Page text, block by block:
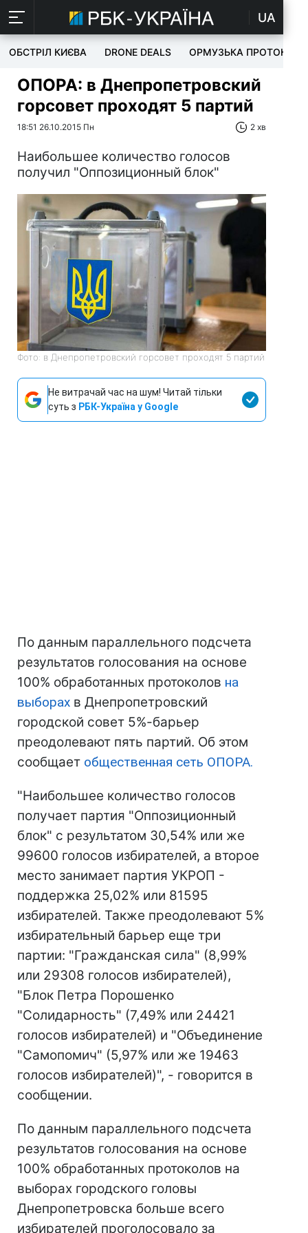
UA
ОБСТРІЛ КИЄВА DRONE DEALS ОРМУЗЬКА ПРОТОКА
ОПОРА: в Днепропетровский
горсовет проходят 5 партий
18:51 26.10.2015 Пн 2 хв
Наибольшее количество голосов
получил "Оппозиционный блок"
Фото: в Днепропетровский горсовет проходят 5 партий
Не витрачай час на шум! Читай тільки
суть з РБК-Україна у Google
По данным параллельного подсчета
результатов голосования на основе
100% обработанных протоколов на
выборах в Днепропетровский
городской совет 5%-барьер
преодолевают пять партий. Об этом
сообщает общественная сеть ОПОРА.
"Наибольшее количество голосов
получает партия "Оппозиционный
блок" с результатом 30,54% или же
99600 голосов избирателей, а второе
место занимает партия УКРОП -
поддержка 25,02% или 81595
избирателей. Также преодолевают 5%
избирательный барьер еще три
партии: "Гражданская сила" (8,99%
или 29308 голосов избирателей),
"Блок Петра Порошенко
"Солидарность" (7,49% или 24421
голосов избирателей) и "Объединение
"Самопомич" (5,97% или же 19463
голосов избирателей)", - говорится в
сообщении.
По данным параллельного подсчета
результатов голосования на основе
100% обработанных протоколов на
выборах городского головы
Днепропетровска больше всего
избирателей проголосовало за